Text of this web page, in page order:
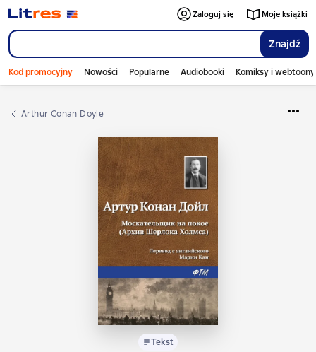
Znajdź
Zaloguj się Moje książki
Kod promocyjny Nowości Popularne Audiobooki Komiksy i webtoony
Arthur Conan Doyle
Tekst